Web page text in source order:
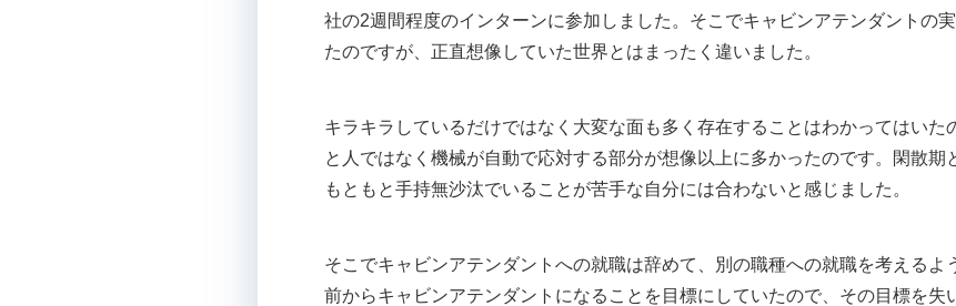
社の2週間程度のインターンに参加しました。そこでキャビンアテンダントの
たのですが、正直想像していた世界とはまったく違いました。
キラキラしているだけではなく大変な面も多く存在することはわかってはいた
と人ではなく機械が自動で応対する部分が想像以上に多かったのです。閑散期
もともと手持無沙汰でいることが苦手な自分には合わないと感じました。
そこでキャビンアテンダントへの就職は辞めて、別の職種への就職を考えるよ
前からキャビンアテンダントになることを目標にしていたので、その目標を失